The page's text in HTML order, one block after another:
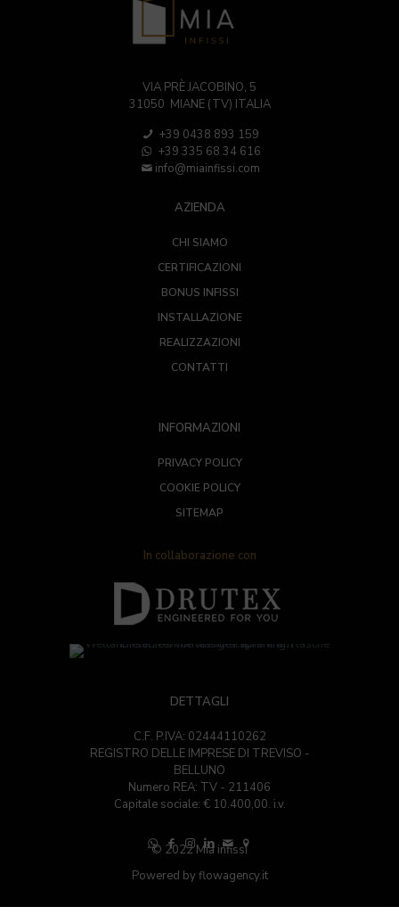
VIA PRÈ JACOBINO, 5
31050 MIANE (TV) ITALIA
+39 0438 893 159
+39 335 68 34 616
info@miainfissi.com
AZIENDA
CHI SIAMO
CERTIFICAZIONI
BONUS INFISSI
INSTALLAZIONE
REALIZZAZIONI
CONTATTI
INFORMAZIONI
PRIVACY POLICY
COOKIE POLICY
SITEMAP
In collaborazione con
DETTAGLI
C.F. P.IVA: 02444110262
REGISTRO DELLE IMPRESE DI TREVISO -
BELLUNO
Numero REA: TV - 211406
Capitale sociale: € 10.400,00. i.v.
© 2022 Mia infissi
Powered byflowagency.it